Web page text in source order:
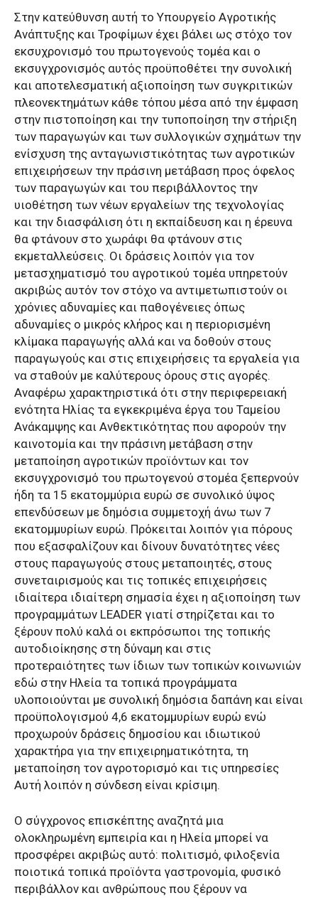
Στην κατεύθυνση αυτή το Υπουργείο Αγροτικής
Ανάπτυξης και Τροφίμων έχει βάλει ως στόχο τον
εκσυχρονισμό του πρωτογενούς τομέα και ο
εκσυγχρονισμός αυτός προϋποθέτει την συνολική
και αποτελεσματική αξιοποίηση των συγκριτικών
πλεονεκτημάτων κάθε τόπου μέσα από την έμφαση
στην πιστοποίηση και την τυποποίηση την στήριξη
των παραγωγών και των συλλογικών σχημάτων την
ενίσχυση της ανταγωνιστικότητας των αγροτικών
επιχειρήσεων την πράσινη μετάβαση προς όφελος
των παραγωγών και του περιβάλλοντος την
υιοθέτηση των νέων εργαλείων της τεχνολογίας
και την διασφάλιση ότι η εκπαίδευση και η έρευνα
θα φτάνουν στο χωράφι θα φτάνουν στις
εκμεταλλεύσεις. Οι δράσεις λοιπόν για τον
μετασχηματισμό του αγροτικού τομέα υπηρετούν
ακριβώς αυτόν τον στόχο να αντιμετωπιστούν οι
χρόνιες αδυναμίες και παθογένειες όπως
αδυναμίες ο μικρός κλήρος και η περιορισμένη
κλίμακα παραγωγής αλλά και να δοθούν στους
παραγωγούς και στις επιχειρήσεις τα εργαλεία για
να σταθούν με καλύτερους όρους στις αγορές.
Αναφέρω χαρακτηριστικά ότι στην περιφερειακή
ενότητα Ηλίας τα εγκεκριμένα έργα του Ταμείου
Ανάκαμψης και Ανθεκτικότητας που αφορούν την
καινοτομία και την πράσινη μετάβαση στην
μεταποίηση αγροτικών προϊόντων και τον
εκσυγχρονισμό του πρωτογενού στομέα ξεπερνούν
ήδη τα 15 εκατομμύρια ευρώ σε συνολικό ύψος
επενδύσεων με δημόσια συμμετοχή άνω των 7
εκατομμυρίων ευρώ. Πρόκειται λοιπόν για πόρους
που εξασφαλίζουν και δίνουν δυνατότητες νέες
στους παραγωγούς στους μεταποιητές, στους
συνεταιρισμούς και τις τοπικές επιχειρήσεις
ιδιαίτερα ιδιαίτερη σημασία έχει η αξιοποίηση των
προγραμμάτων LEADER γιατί στηρίζεται και το
ξέρουν πολύ καλά οι εκπρόσωποι της τοπικής
αυτοδιοίκησης στη δύναμη και στις
προτεραιότητες των ίδιων των τοπικών κοινωνιών
εδώ στην Ηλεία τα τοπικά προγράμματα
υλοποιούνται με συνολική δημόσια δαπάνη και είναι
προϋπολογισμού 4,6 εκατομμυρίων ευρώ ενώ
προχωρούν δράσεις δημοσίου και ιδιωτικού
χαρακτήρα για την επιχειρηματικότητα, τη
μεταποίηση τον αγροτορισμό και τις υπηρεσίες
Αυτή λοιπόν η σύνδεση είναι κρίσιμη.
Ο σύγχρονος επισκέπτης αναζητά μια
ολοκληρωμένη εμπειρία και η Ηλεία μπορεί να
προσφέρει ακριβώς αυτό: πολιτισμό, φιλοξενία
ποιοτικά τοπικά προϊόντα γαστρονομία, φυσικό
περιβάλλον και ανθρώπους που ξέρουν να